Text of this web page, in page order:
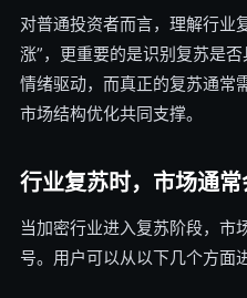
对普通投资者而言，理解行业
涨”，更重要的是识别复苏是
情绪驱动，而真正的复苏通常
市场结构优化共同支撑。
行业复苏时，市场通
当加密行业进入复苏阶段，市
号。用户可以从以下几个方面